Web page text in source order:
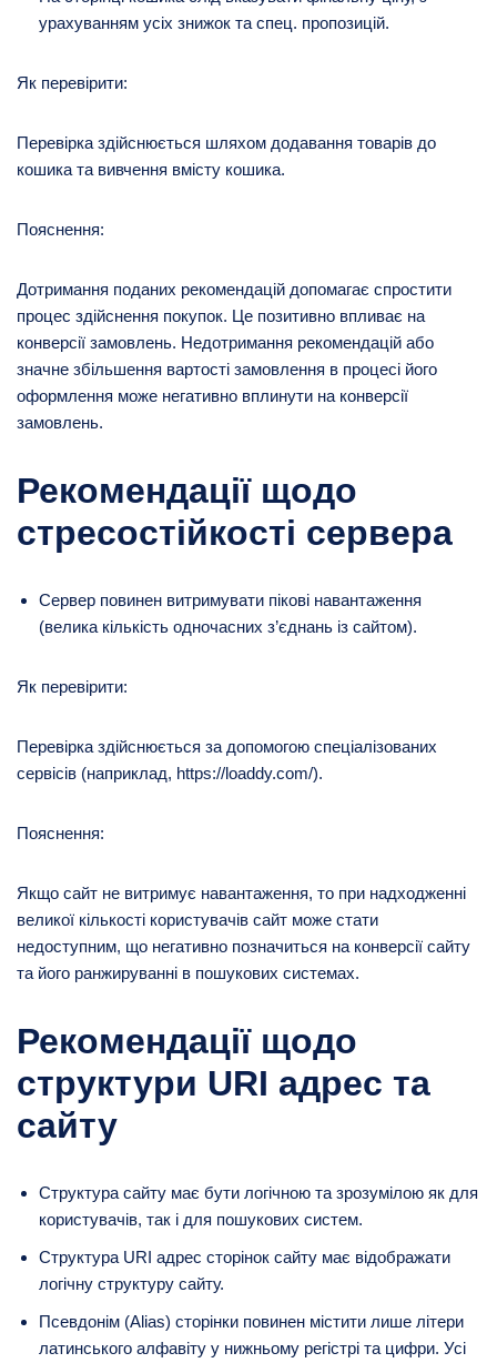
урахуванням усіх знижок та спец. пропозицій.
Як перевірити:
Перевірка здійснюється шляхом додавання товарів до
кошика та вивчення вмісту кошика.
Пояснення:
Дотримання поданих рекомендацій допомагає спростити
процес здійснення покупок. Це позитивно впливає на
конверсії замовлень. Недотримання рекомендацій або
значне збільшення вартості замовлення в процесі його
оформлення може негативно вплинути на конверсії
замовлень.
Рекомендації щодо
стресостійкості сервера
Сервер повинен витримувати пікові навантаження
(велика кількість одночасних з’єднань із сайтом).
Як перевірити:
Перевірка здійснюється за допомогою спеціалізованих
сервісів (наприклад, https://loaddy.com/).
Пояснення:
Якщо сайт не витримує навантаження, то при надходженні
великої кількості користувачів сайт може стати
недоступним, що негативно позначиться на конверсії сайту
та його ранжируванні в пошукових системах.
Рекомендації щодо
структури URI адрес та
сайту
Структура сайту має бути логічною та зрозумілою як для
користувачів, так і для пошукових систем.
Структура URI адрес сторінок сайту має відображати
логічну структуру сайту.
Псевдонім (Alias) сторінки повинен містити лише літери
латинського алфавіту у нижньому регістрі та цифри. Усі